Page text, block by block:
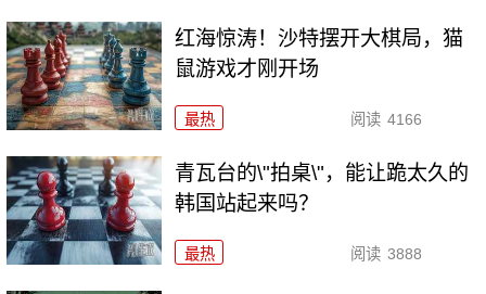
红海惊涛！沙特摆开大棋局，猫
鼠游戏才刚开场
最热 阅读 4166
青瓦台的\"拍桌\"，能让跪太久的
韩国站起来吗？
最热 阅读 3888